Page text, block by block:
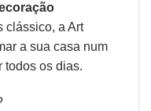
clássico, a Art
a sua casa num
todos os dias.